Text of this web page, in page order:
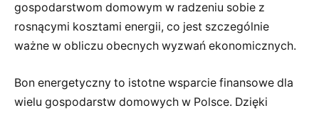
gospodarstwom domowym w radzeniu sobie z
rosnącymi kosztami energii, co jest szczególnie
ważne w obliczu obecnych wyzwań ekonomicznych.
Bon energetyczny to istotne wsparcie finansowe dla
wielu gospodarstw domowych w Polsce. Dzięki